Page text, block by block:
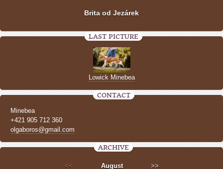
Brita od Jezárek
LAST PICTURE
Lowick Minebea
CONTACT
Minebea
+421 905 712 360
olgaboros@gmail.com
ARCHIVE
<< August >>